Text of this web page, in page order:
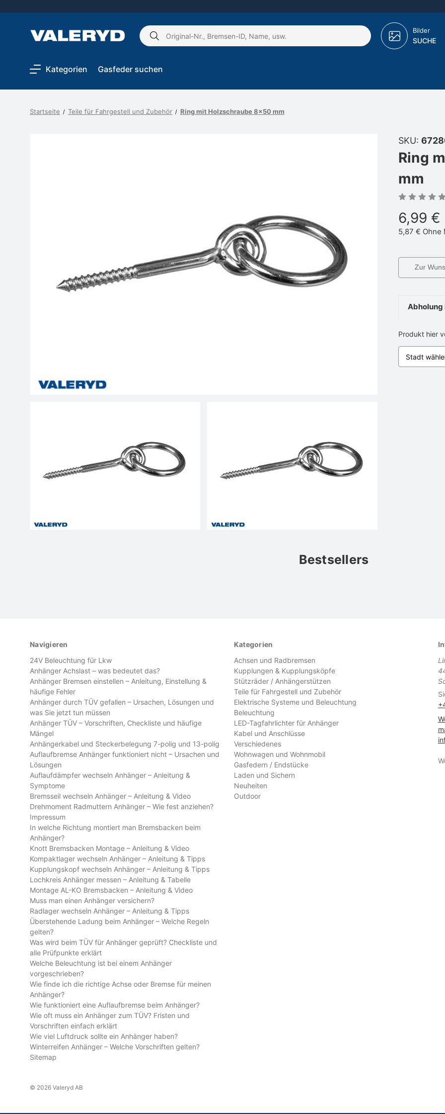
Schlagwort
Bilder
SUCHE
Kategorien Gasfeder suchen
Startseite Teile für Fahrgestell und Zubehör Ring mit Holzschraube 8x50 mm
SKU:
Ring
mm
6,99 €
5,87 € Ohne
Zur
Abholung
Produkt hier
Bestsellers
Navigieren
24V Beleuchtung für Lkw
Anhänger Achslast – was bedeutet das?
Anhänger Bremsen einstellen – Anleitung, Einstellung &
häufige Fehler
Anhänger durch TÜV gefallen – Ursachen, Lösungen und
was Sie jetzt tun müssen
Anhänger TÜV – Vorschriften, Checkliste und häufige
Mängel
Anhängerkabel und Steckerbelegung 7-polig und 13-polig
Auflaufbremse Anhänger funktioniert nicht – Ursachen und
Lösungen
Auflaufdämpfer wechseln Anhänger – Anleitung &
Symptome
Bremsseil wechseln Anhänger – Anleitung & Video
Drehmoment Radmuttern Anhänger – Wie fest anziehen?
Impressum
In welche Richtung montiert man Bremsbacken beim
Anhänger?
Knott Bremsbacken Montage – Anleitung & Video
Kompaktlager wechseln Anhänger – Anleitung & Tipps
Kupplungskopf wechseln Anhänger – Anleitung & Tipps
Lochkreis Anhänger messen – Anleitung & Tabelle
Montage AL-KO Bremsbacken – Anleitung & Video
Muss man einen Anhänger versichern?
Radlager wechseln Anhänger – Anleitung & Tipps
Überstehende Ladung beim Anhänger – Welche Regeln
gelten?
Was wird beim TÜV für Anhänger geprüft? Checkliste und
alle Prüfpunkte erklärt
Welche Beleuchtung ist bei einem Anhänger
vorgeschrieben?
Wie finde ich die richtige Achse oder Bremse für meinen
Anhänger?
Wie funktioniert eine Auflaufbremse beim Anhänger?
Wie oft muss ein Anhänger zum TÜV? Fristen und
Vorschriften einfach erklärt
Wie viel Luftdruck sollte ein Anhänger haben?
Winterreifen Anhänger – Welche Vorschriften gelten?
Sitemap
Kategorien
Achsen und Radbremsen
Kupplungen & Kupplungsköpfe
Stützräder / Anhängerstützen
Teile für Fahrgestell und Zubehör
Elektrische Systeme und Beleuchtung
Beleuchtung
LED-Tagfahrlichter für Anhänger
Kabel und Anschlüsse
Verschiedenes
Wohnwagen und Wohnmobil
Gasfedern / Endstücke
Laden und Sichern
Neuheiten
Outdoor
© 2026 Valeryd AB